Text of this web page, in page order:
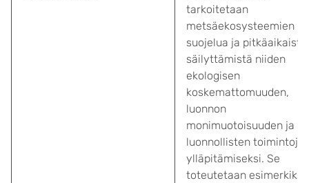
tarkoitetaan
metsäekosysteemien
suojelua ja pitkäaikaista
säilyttämistä niiden
ekologisen
koskemattomuuden,
luonnon
monimuotoisuuden ja
luonnollisten
ylläpitämiseksi. Se
toteutetaan esimerkiksi